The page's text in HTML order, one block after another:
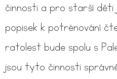
činnosti a pro starší děti
popisek k potrénování
ratolest bude spolu s
jsou tyto činnosti